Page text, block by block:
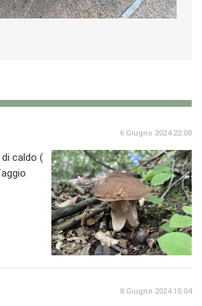
6 Giugno 2024 22:08
caldo (
8 Giugno 2024 15:04